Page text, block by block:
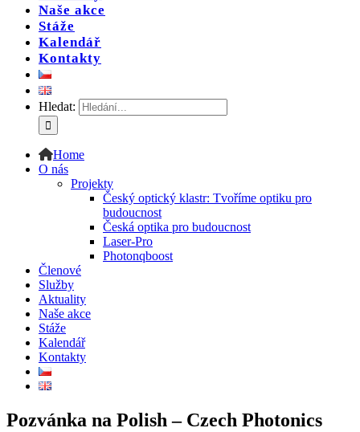
Naše akce
Stáže
Kalendář
Kontakty
Hledat:
Home
O nás
Projekty
Český optický klastr: Tvoříme optiku pro
budoucnost
Česká optika pro budoucnost
Laser-Pro
Photonqboost
Členové
Služby
Aktuality
Naše akce
Stáže
Kalendář
Kontakty
Pozvánka na Polish – Czech Photonics